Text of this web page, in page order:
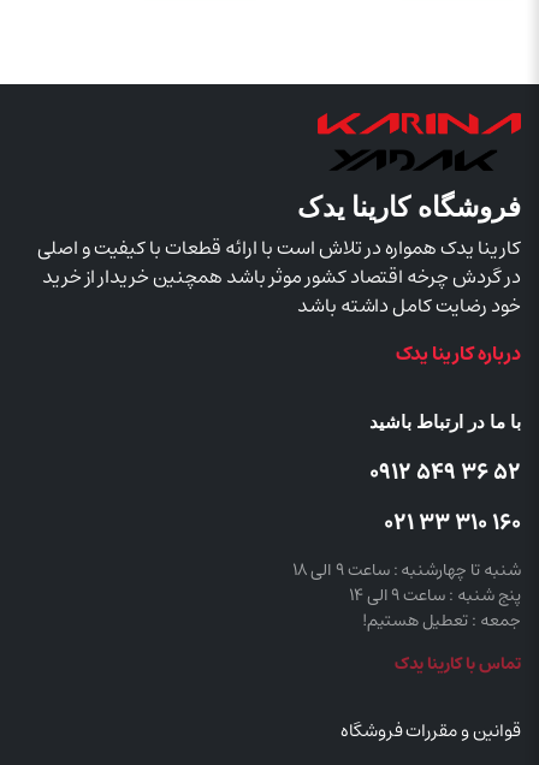
فروشگاه کارینا یدک
کارینا یدک همواره در تلاش است با ارائه قطعات با کیفیت و اصلی
در گردش چرخه اقتصاد کشور موثر باشد همچنین خریدار از خرید
خود رضایت کامل داشته باشد
درباره کارینا یدک
با ما در ارتباط باشید
52 36 549 0912
160 310 33 021
شنبه تا چهارشنبه : ساعت 9 الی 18
پنج شنبه : ساعت 9 الی 14
جمعه : تعطیل هستیم!
تماس با کارینا یدک
قوانین و مقررات فروشگاه